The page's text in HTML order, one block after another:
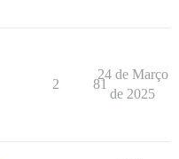
2 81
24 de Março
de 2025